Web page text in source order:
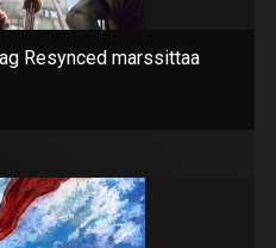
Resynced marssittaa